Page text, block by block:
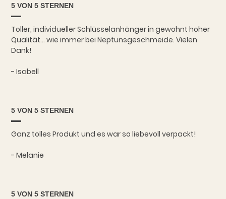
5 VON 5 STERNEN
Toller, individueller Schlüsselanhänger in gewohnt hoher
Qualität... wie immer bei Neptunsgeschmeide. Vielen
Dank!
- Isabell
5 VON 5 STERNEN
Ganz tolles Produkt und es war so liebevoll verpackt!
- Melanie
5 VON 5 STERNEN